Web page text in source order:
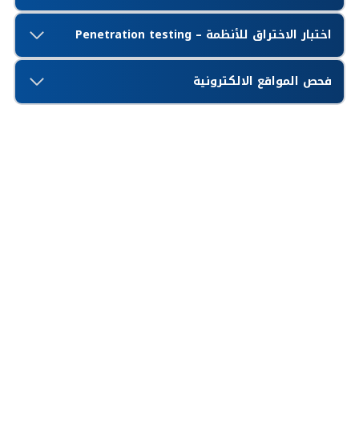
اختبار الاختراق للأنظمة – Penetration testing
فحص المواقع الالكترونية